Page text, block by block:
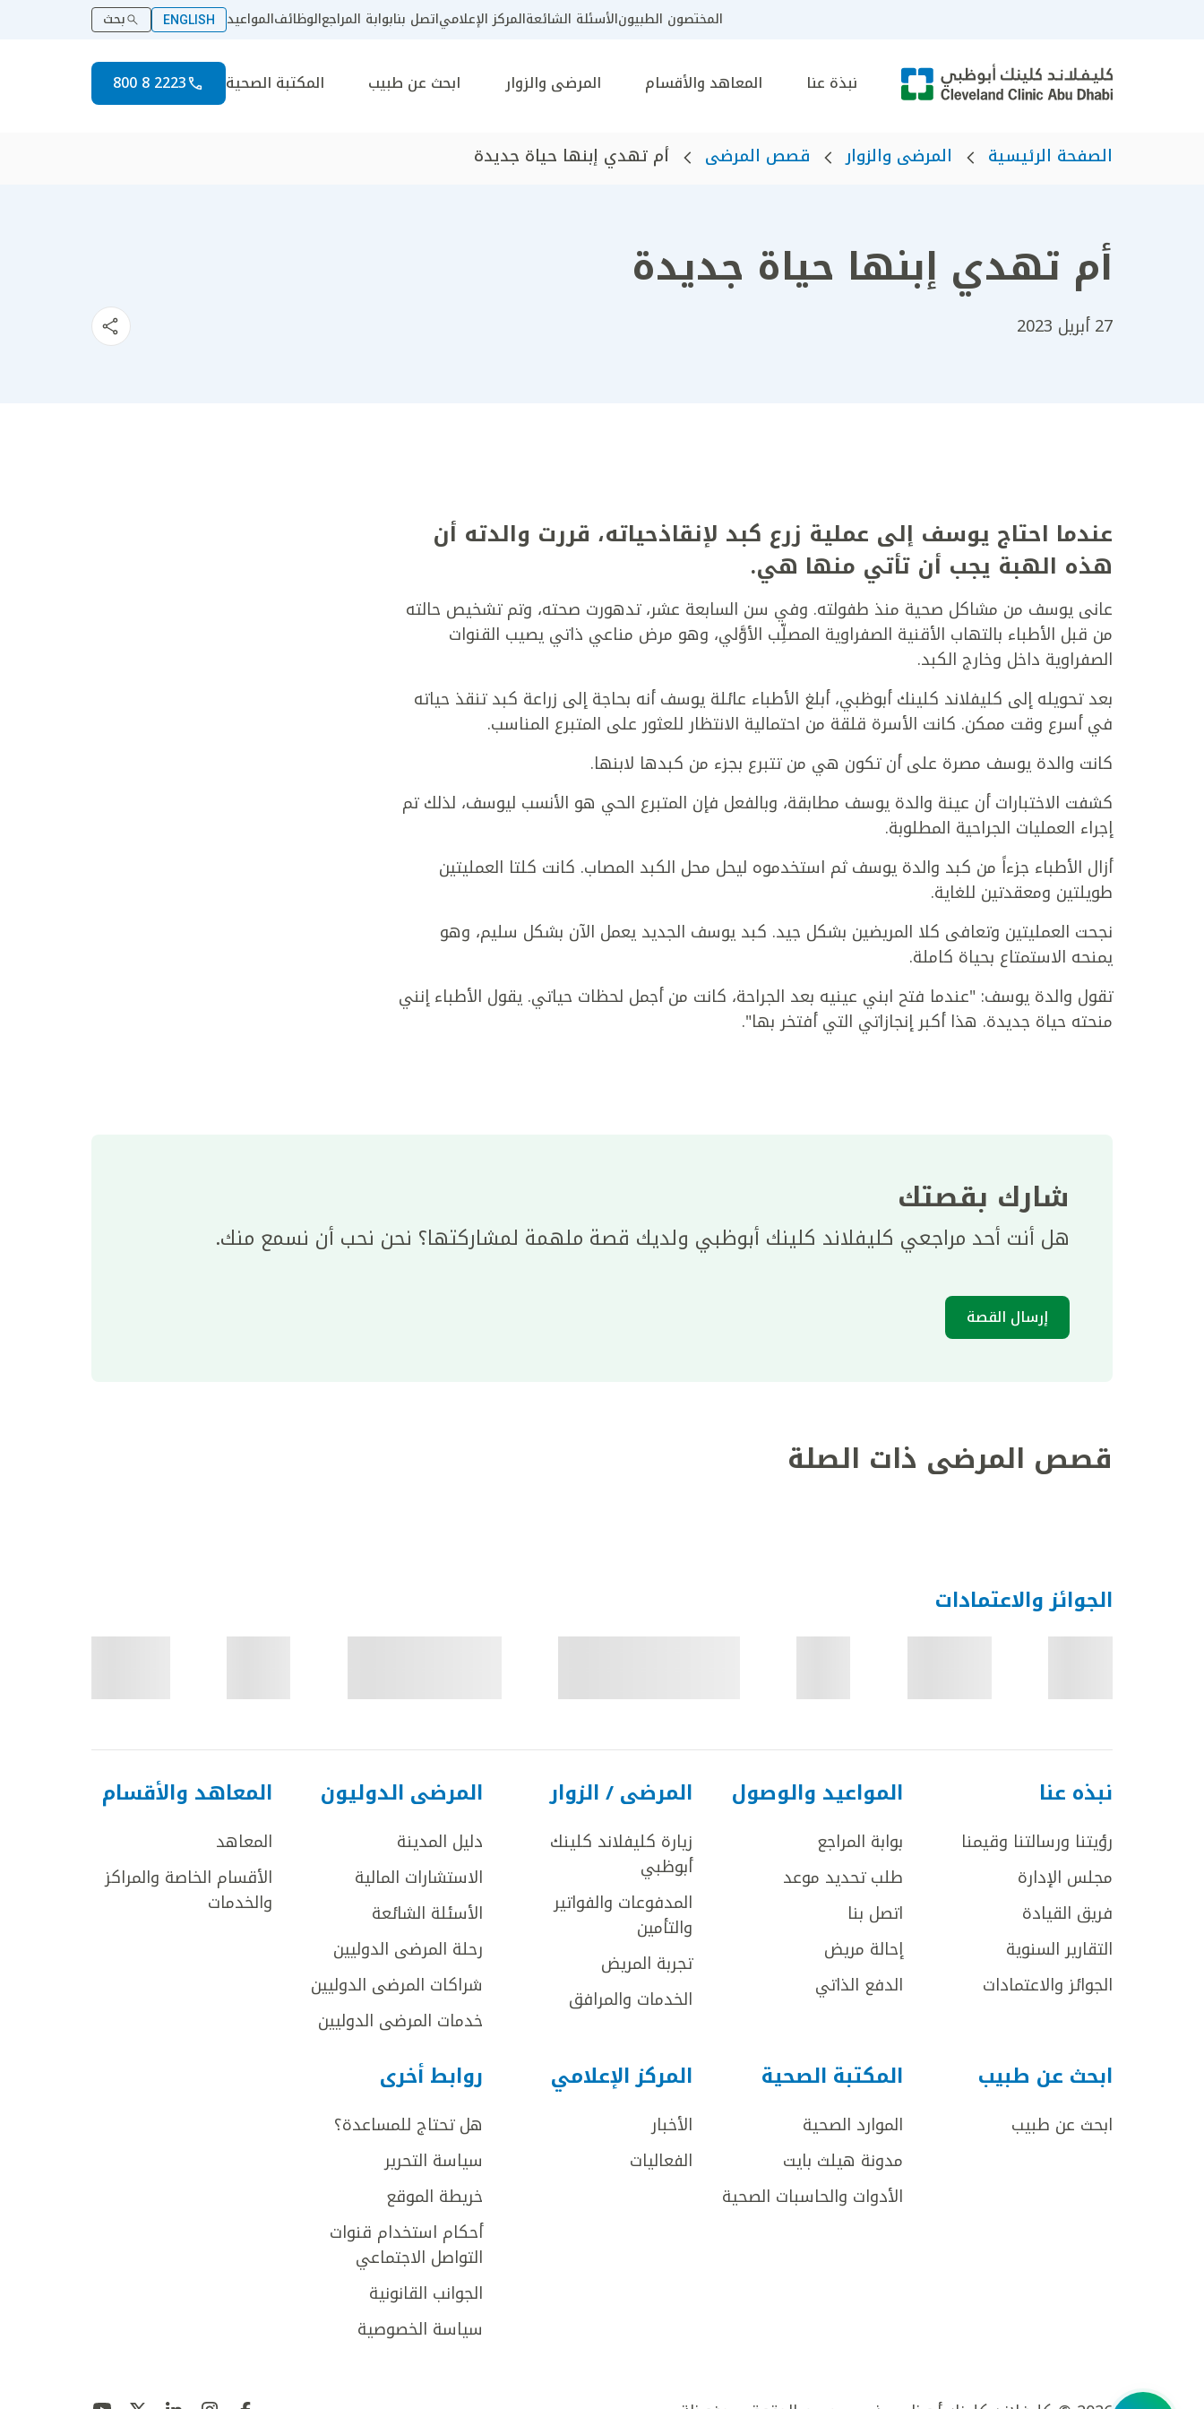
المختصون الطبيونالأسئلة الشائعةالمركز الإعلامياتصل بنابوابة المراجعالوظائفالمواعيد ENGLISH بحث
نبذة عنا المعاهد والأقسام المرضى والزوار ابحث عن طبيب المكتبة الصحية 2223 8 800
الصفحة الرئيسية المرضى والزوار قصص المرضى أم تهدي إبنها حياة جديدة
أم تهدي إبنها حياة جديدة
27 أبريل 2023
عندما احتاج يوسف إلى عملية زرع كبد لإنقاذحياته، قررت والدته أن
هذه الهبة يجب أن تأتي منها هي.
عانى يوسف من مشاكل صحية منذ طفولته. وفي سن السابعة عشر، تدهورت صحته، وتم تشخيص حالته
من قبل الأطباء بالتهاب الأقنية الصفراوية المصلِّب الأوَّلي، وهو مرض مناعي ذاتي يصيب القنوات
الصفراوية داخل وخارج الكبد.
بعد تحويله إلى كليفلاند كلينك أبوظبي، أبلغ الأطباء عائلة يوسف أنه بحاجة إلى زراعة كبد تنقذ حياته
في أسرع وقت ممكن. كانت الأسرة قلقة من احتمالية الانتظار للعثور على المتبرع المناسب.
كانت والدة يوسف مصرة على أن تكون هي من تتبرع بجزء من كبدها لابنها.
كشفت الاختبارات أن عينة والدة يوسف مطابقة، وبالفعل فإن المتبرع الحي هو الأنسب ليوسف، لذلك تم
إجراء العمليات الجراحية المطلوبة.
أزال الأطباء جزءاً من كبد والدة يوسف ثم استخدموه ليحل محل الكبد المصاب. كانت كلتا العمليتين
طويلتين ومعقدتين للغاية.
نجحت العمليتين وتعافى كلا المريضين بشكل جيد. كبد يوسف الجديد يعمل الآن بشكل سليم، وهو
يمنحه الاستمتاع بحياة كاملة.
تقول والدة يوسف: "عندما فتح ابني عينيه بعد الجراحة، كانت من أجمل لحظات حياتي. يقول الأطباء إنني
منحته حياة جديدة. هذا أكبر إنجازاتي التي أفتخر بها".
شارك بقصتك
هل أنت أحد مراجعي كليفلاند كلينك أبوظبي ولديك قصة ملهمة لمشاركتها؟ نحن نحب أن نسمع منك.
إرسال القصة
قصص المرضى ذات الصلة
الجوائز والاعتمادات
نبذه عنا
رؤيتنا ورسالتنا وقيمنا
مجلس الإدارة
فريق القيادة
التقارير السنوية
الجوائز والاعتمادات
المواعيد والوصول
بوابة المراجع
طلب تحديد موعد
اتصل بنا
إحالة مريض
الدفع الذاتي
المرضى / الزوار
زيارة كليفلاند كلينك
أبوظبي
المدفوعات والفواتير
والتأمين
تجربة المريض
الخدمات والمرافق
المرضى الدوليون
دليل المدينة
الاستشارات المالية
الأسئلة الشائعة
رحلة المرضى الدوليين
شراكات المرضى الدوليين
خدمات المرضى الدوليين
المعاهد والأقسام
المعاهد
الأقسام الخاصة والمراكز
والخدمات
ابحث عن طبيب
ابحث عن طبيب
المكتبة الصحية
الموارد الصحية
مدونة هيلث بايت
الأدوات والحاسبات الصحية
المركز الإعلامي
الأخبار
الفعاليات
روابط أخرى
هل تحتاج للمساعدة؟
سياسة التحرير
خريطة الموقع
أحكام استخدام قنوات
التواصل الاجتماعي
الجوانب القانونية
سياسة الخصوصية